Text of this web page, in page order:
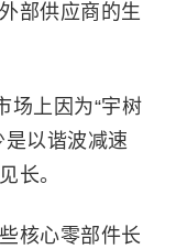
部供应商的生
场上因为“宇树
以谐波减速
长。
核心零部件长